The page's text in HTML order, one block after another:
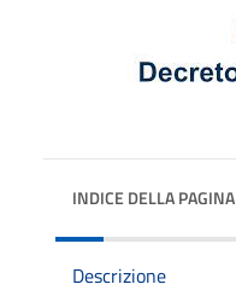
INDICE DELLA PAGINA
Descrizione